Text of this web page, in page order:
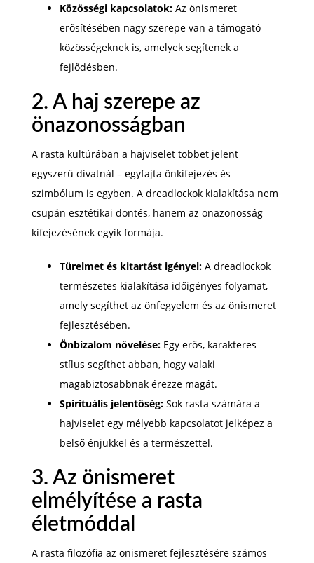
Közösségi kapcsolatok: Az önismeret
erősítésében nagy szerepe van a támogató
közösségeknek is, amelyek segítenek a
fejlődésben.
2. A haj szerepe az
önazonosságban
A rasta kultúrában a hajviselet többet jelent
egyszerű divatnál – egyfajta önkifejezés és
szimbólum is egyben. A dreadlockok kialakítása nem
csupán esztétikai döntés, hanem az önazonosság
kifejezésének egyik formája.
Türelmet és kitartást igényel: A dreadlockok
természetes kialakítása időigényes folyamat,
amely segíthet az önfegyelem és az önismeret
fejlesztésében.
Önbizalom növelése: Egy erős, karakteres
stílus segíthet abban, hogy valaki
magabiztosabbnak érezze magát.
Spirituális jelentőség: Sok rasta számára a
hajviselet egy mélyebb kapcsolatot jelképez a
belső énjükkel és a természettel.
3. Az önismeret
elmélyítése a rasta
életmóddal
A rasta filozófia az önismeret fejlesztésére számos